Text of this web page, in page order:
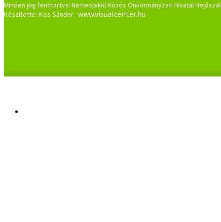
Minden jog fenntartva: Nemesbikki Közös Önkormányzati Hivatal
Készítette: Kiss Sándor www.visualcenter.hu